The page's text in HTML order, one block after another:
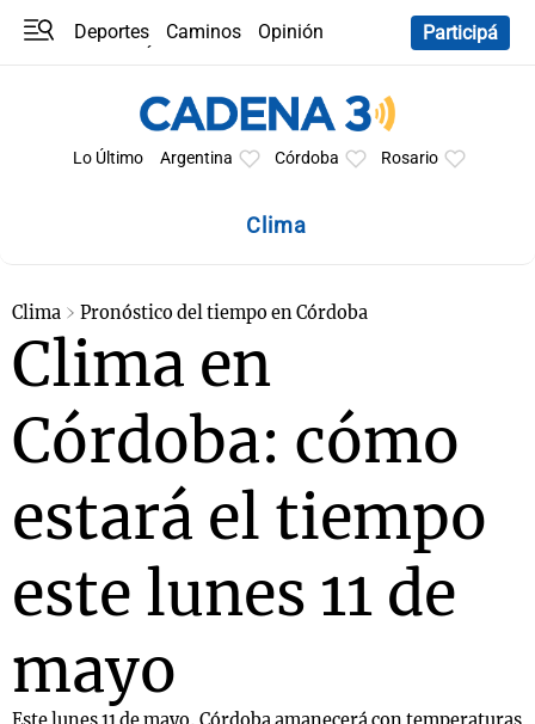
Deportes Caminos
Opinión
Participá
Lo Último Argentina Córdoba Rosario
Clima
Clima Pronóstico del tiempo en Córdoba
Clima en
Córdoba: cómo
estará el tiempo
este lunes 11 de
mayo